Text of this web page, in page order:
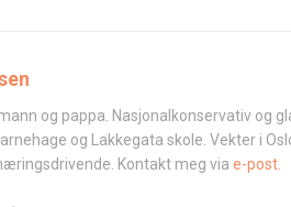
og pappa. Nasjonalkonservativ og
og Lakkegata skole. Vekter i
Kontakt meg via e-post.